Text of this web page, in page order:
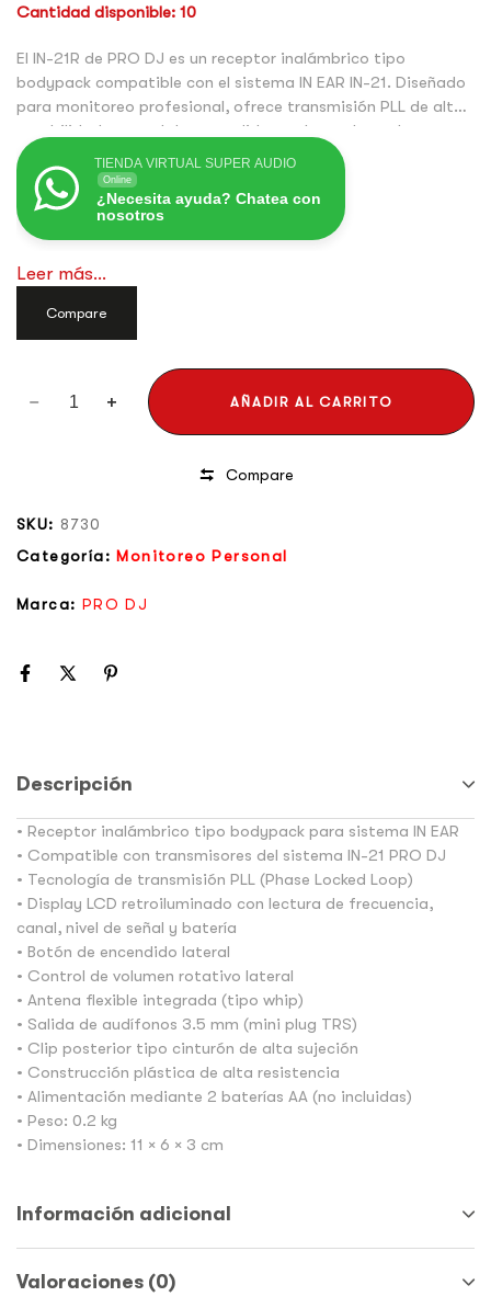
Cantidad disponible: 10
El IN-21R de PRO DJ es un receptor inalámbrico tipo
bodypack compatible con el sistema IN EAR IN-21. Diseñado
para monitoreo profesional, ofrece transmisión PLL de alta
estabilidad, control de encendido y volumen lateral, antena
flexible integrada, salida de auriculares de 3.5 mm y clip de
sujeción para cinturón. Su diseño robusto y compacto lo
convierte en la solución ideal para músicos, vocalistas y
técnicos que requieren monitoreo inalámbrico confiable en
Super Audio S.A.S es el representante exclusivo para
Compra con el respaldo que Super Audio te ofrece.
TIENDA VIRTUAL SUPER AUDIO
Online
¿Necesita ayuda? Chatea con
nosotros
Leer más...
Compare
AÑADIR AL CARRITO
Compare
SKU: 8730
Categoría: Monitoreo Personal
Marca: PRO DJ
Descripción
• Receptor inalámbrico tipo bodypack para sistema IN EAR
• Compatible con transmisores del sistema IN-21 PRO DJ
• Tecnología de transmisión PLL (Phase Locked Loop)
• Display LCD retroiluminado con lectura de frecuencia,
canal, nivel de señal y batería
• Botón de encendido lateral
• Control de volumen rotativo lateral
• Antena flexible integrada (tipo whip)
• Salida de audífonos 3.5 mm (mini plug TRS)
• Clip posterior tipo cinturón de alta sujeción
• Construcción plástica de alta resistencia
• Alimentación mediante 2 baterías AA (no incluidas)
• Peso: 0.2 kg
• Dimensiones: 11 × 6 × 3 cm
Información adicional
Valoraciones (0)